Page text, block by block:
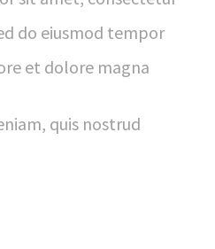
do eiusmod tempor
et dolore magna
quis nostrud